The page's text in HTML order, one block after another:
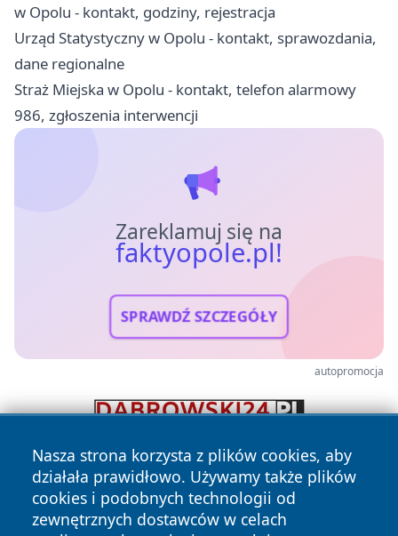
w Opolu - kontakt, godziny, rejestracja
Urząd Statystyczny w Opolu - kontakt, sprawozdania,
dane regionalne
Straż Miejska w Opolu - kontakt, telefon alarmowy
986, zgłoszenia interwencji
Zareklamuj się na
faktyopole.pl!
SPRAWDŹ SZCZEGÓŁY
autopromocja
Nasza strona korzysta z plików cookies, aby
działała prawidłowo. Używamy także plików
cookies i podobnych technologii od
zewnętrznych dostawców w celach